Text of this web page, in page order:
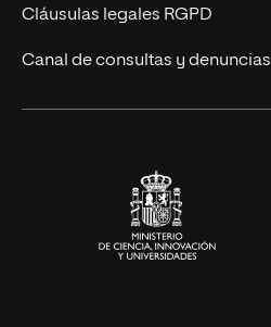
UNIR Revista
Eventos
Cláusulas legales RGPD
Canal de consultas y denuncias